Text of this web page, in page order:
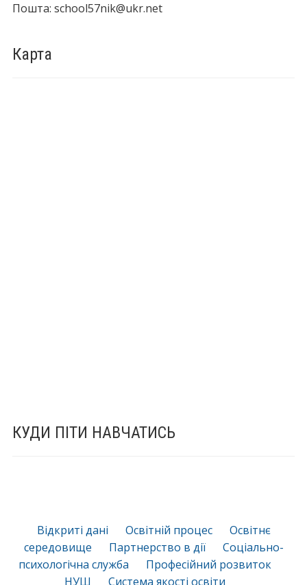
Пошта: school57nik@ukr.net
Карта
КУДИ ПІТИ НАВЧАТИСЬ
Відкриті дані Освітній процес
Освітнє
середовище
Партнерство в дії
Соціально-
психологічна служба
Професійний розвиток
НУШ
Система якості освіти